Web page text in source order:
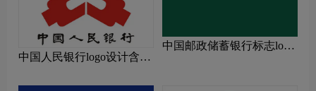
中国人民银行logo设计含义
中国邮政储蓄银行标志logo